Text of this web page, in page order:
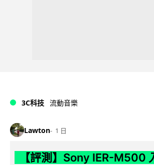
3C科技 流動音樂
Lawton 1 日
【評測】Sony IER-M500